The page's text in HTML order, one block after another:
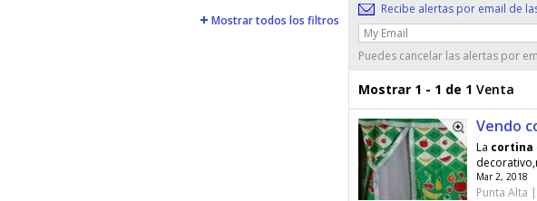
Recibe alertas por email de
Puedes cancelar las alertas por
Mostrar 1 - 1 de 1 Venta
Vendo
La cortina
Mar 2, 2018
Punta Alta
Mostrar todos los filtros